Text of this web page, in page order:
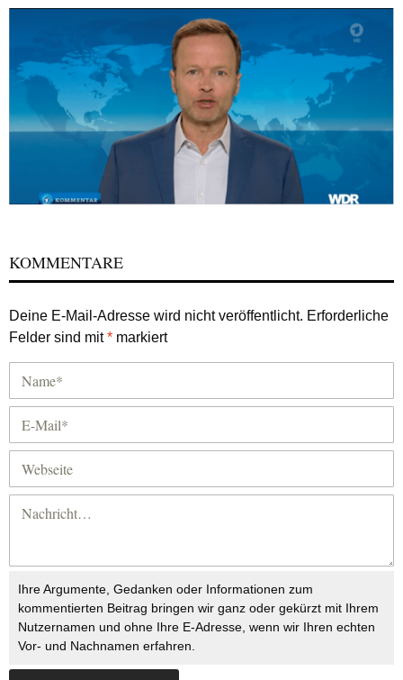
KOMMENTARE
Deine E-Mail-Adresse wird nicht veröffentlicht. Erforderliche
Felder sind mit* markiert
Ihre Argumente, Gedanken oder Informationen zum
kommentierten Beitrag bringen wir ganz oder gekürzt mit Ihrem
Nutzernamen und ohne Ihre E-Adresse, wenn wir Ihren echten
Vor- und Nachnamen erfahren.